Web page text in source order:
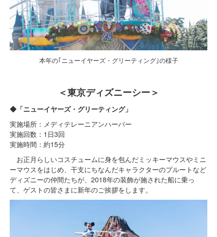
本年の｢ニューイヤーズ・グリーティング｣の様子
＜東京ディズニーシー＞
◆「ニューイヤーズ・グリーティング」
実施場所：メディテレーニアンハーバー
実施回数：1日3回
実施時間：約15分
お正月らしいコスチュームに身を包んだミッキーマウスやミニ
ーマウスをはじめ、干支にちなんだキャラクターのプルートなど
ディズニーの仲間たちが、2018年の装飾が施された船に乗っ
て、ゲストの皆さまに新年のご挨拶をします。